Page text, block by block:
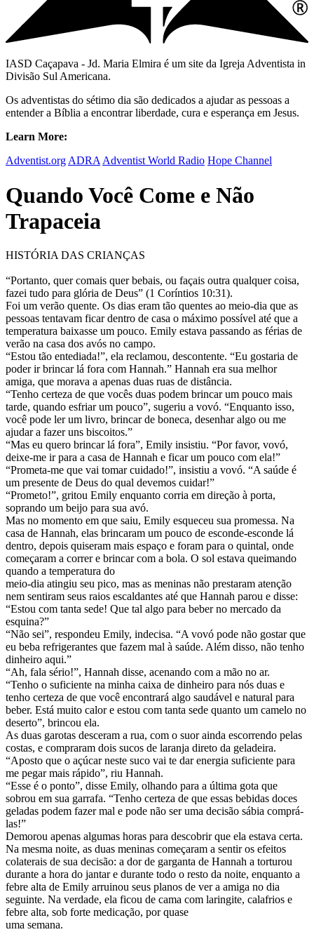
IASD Caçapava - Jd. Maria Elmira é um site da Igreja Adventista in
Divisão Sul Americana.
Os adventistas do sétimo dia são dedicados a ajudar as pessoas a
entender a Bíblia a encontrar liberdade, cura e esperança em Jesus.
Learn More:
Adventist.org ADRA Adventist World Radio Hope Channel
Quando Você Come e Não
Trapaceia
HISTÓRIA DAS CRIANÇAS
“Portanto, quer comais quer bebais, ou façais outra qualquer coisa,
fazei tudo para glória de Deus” (1 Coríntios 10:31).
Foi um verão quente. Os dias eram tão quentes ao meio-dia que as
pessoas tentavam ficar dentro de casa o máximo possível até que a
temperatura baixasse um pouco. Emily estava passando as férias de
verão na casa dos avós no campo.
“Estou tão entediada!”, ela reclamou, descontente. “Eu gostaria de
poder ir brincar lá fora com Hannah.” Hannah era sua melhor
amiga, que morava a apenas duas ruas de distância.
“Tenho certeza de que vocês duas podem brincar um pouco mais
tarde, quando esfriar um pouco”, sugeriu a vovó. “Enquanto isso,
você pode ler um livro, brincar de boneca, desenhar algo ou me
ajudar a fazer uns biscoitos.”
“Mas eu quero brincar lá fora”, Emily insistiu. “Por favor, vovó,
deixe-me ir para a casa de Hannah e ficar um pouco com ela!”
“Prometa-me que vai tomar cuidado!”, insistiu a vovó. “A saúde é
um presente de Deus do qual devemos cuidar!”
“Prometo!”, gritou Emily enquanto corria em direção à porta,
soprando um beijo para sua avó.
Mas no momento em que saiu, Emily esqueceu sua promessa. Na
casa de Hannah, elas brincaram um pouco de esconde-esconde lá
dentro, depois quiseram mais espaço e foram para o quintal, onde
começaram a correr e brincar com a bola. O sol estava queimando
quando a temperatura do
meio-dia atingiu seu pico, mas as meninas não prestaram atenção
nem sentiram seus raios escaldantes até que Hannah parou e disse:
“Estou com tanta sede! Que tal algo para beber no mercado da
esquina?”
“Não sei”, respondeu Emily, indecisa. “A vovó pode não gostar que
eu beba refrigerantes que fazem mal à saúde. Além disso, não tenho
dinheiro aqui.”
“Ah, fala sério!”, Hannah disse, acenando com a mão no ar.
“Tenho o suficiente na minha caixa de dinheiro para nós duas e
tenho certeza de que você encontrará algo saudável e natural para
beber. Está muito calor e estou com tanta sede quanto um camelo no
deserto”, brincou ela.
As duas garotas desceram a rua, com o suor ainda escorrendo pelas
costas, e compraram dois sucos de laranja direto da geladeira.
“Aposto que o açúcar neste suco vai te dar energia suficiente para
me pegar mais rápido”, riu Hannah.
“Esse é o ponto”, disse Emily, olhando para a última gota que
sobrou em sua garrafa. “Tenho certeza de que essas bebidas doces
geladas podem fazer mal e pode não ser uma decisão sábia comprá-
las!”
Demorou apenas algumas horas para descobrir que ela estava certa.
Na mesma noite, as duas meninas começaram a sentir os efeitos
colaterais de sua decisão: a dor de garganta de Hannah a torturou
durante a hora do jantar e durante todo o resto da noite, enquanto a
febre alta de Emily arruinou seus planos de ver a amiga no dia
seguinte. Na verdade, ela ficou de cama com laringite, calafrios e
febre alta, sob forte medicação, por quase
uma semana.